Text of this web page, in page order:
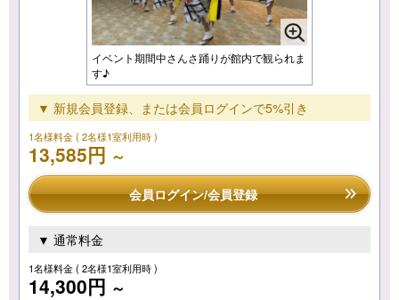
イベント期間中さんさ踊りが館内で観られま
す♪
▼ 新規会員登録、または会員ログインで5%引き
1名様料金( 2名様1室利用時 )
13,585円 ～
会員ログイン/会員登録
▼ 通常料金
1名様料金( 2名様1室利用時 )
14,300円 ～